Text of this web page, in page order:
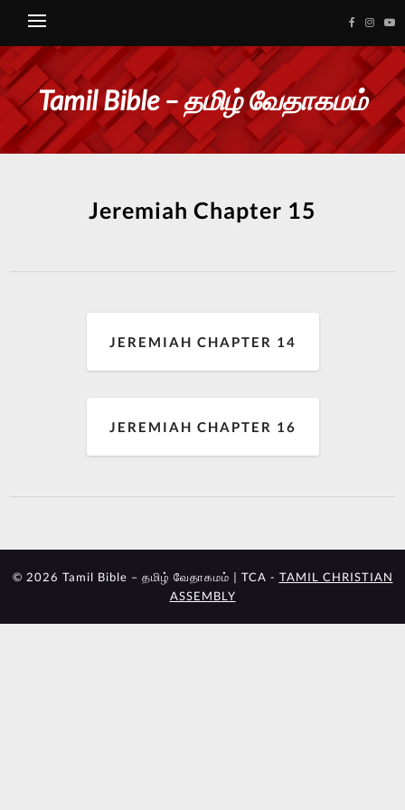
Tamil Bible – தமிழ் வேதாகமம்
Jeremiah Chapter 15
JEREMIAH CHAPTER 14
JEREMIAH CHAPTER 16
© 2026 Tamil Bible – தமிழ் வேதாகமம் | TCA - TAMIL CHRISTIAN
ASSEMBLY